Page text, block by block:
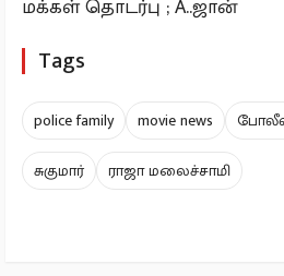
மக்கள் தொடர்பு ; A..ஜான்
Tags
police family movie news
சுகுமார்
ராஜா மலைச்சாமி